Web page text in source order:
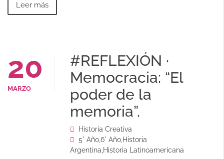
Leer más
20
MARZO
#REFLEXIÓN ·
Memocracia: “El
poder de la
memoria”.
Historia Creativa
5° Año,6° Año,Historia
Argentina,Historia Latinoamericana